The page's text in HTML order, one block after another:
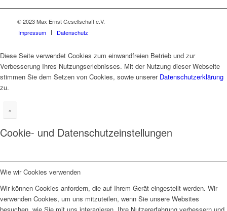
© 2023 Max Ernst Gesellschaft e.V.
Impressum
Datenschutz
Diese Seite verwendet Cookies zum einwandfreien Betrieb und zur
Verbesserung Ihres Nutzungserlebnisses. Mit der Nutzung dieser Webseite
stimmen Sie dem Setzen von Cookies, sowie unserer Datenschutzerklärung
zu.
×
Cookie- und Datenschutzeinstellungen
Wie wir Cookies verwenden
Wir können Cookies anfordern, die auf Ihrem Gerät eingestellt werden. Wir
verwenden Cookies, um uns mitzuteilen, wenn Sie unsere Websites